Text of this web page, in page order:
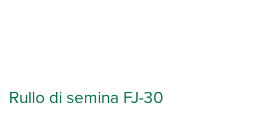
Rullo di semina FJ-30